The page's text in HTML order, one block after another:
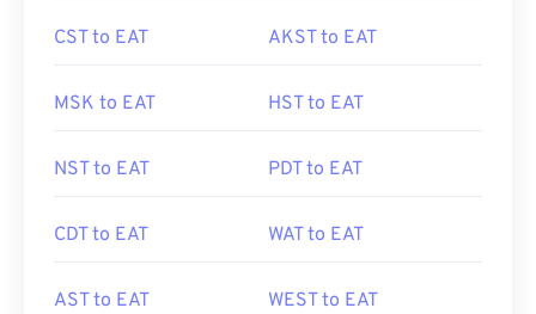
CST to EAT AKST to EAT
MSK to EAT HST to EAT
NST to EAT PDT to EAT
CDT to EAT WAT to EAT
AST to EAT WEST to EAT